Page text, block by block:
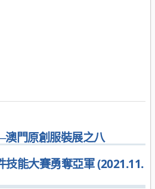
門原創服裝展之八
技能大賽勇奪亞軍 (2021.11.